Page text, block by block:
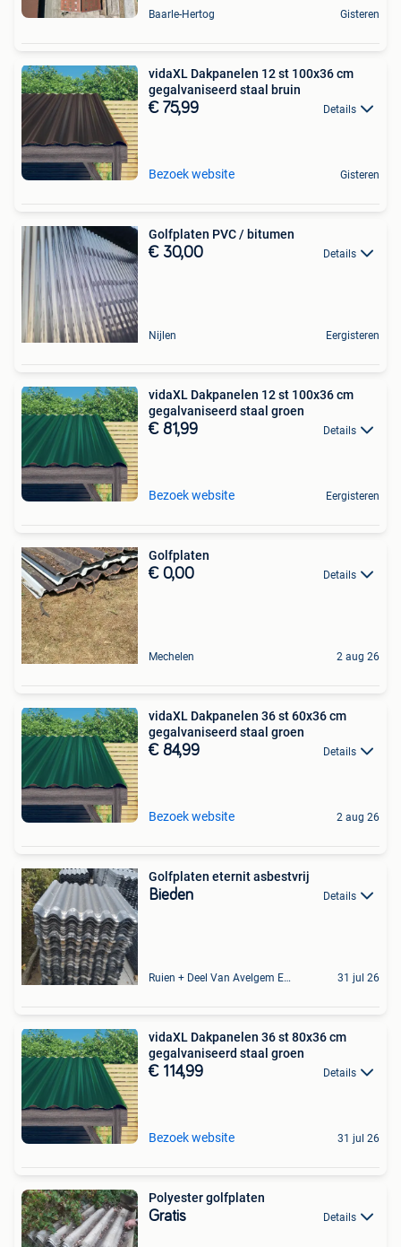
Baarle-Hertog Gisteren
vidaXL Dakpanelen 12 st 100x36 cm
gegalvaniseerd staal bruin
€ 75,99 Details
Bezoek website Gisteren
Golfplaten PVC / bitumen
€ 30,00 Details
Nijlen Eergisteren
vidaXL Dakpanelen 12 st 100x36 cm
gegalvaniseerd staal groen
€ 81,99 Details
Bezoek website Eergisteren
Golfplaten
€ 0,00 Details
Mechelen 2 aug 26
vidaXL Dakpanelen 36 st 60x36 cm
gegalvaniseerd staal groen
€ 84,99 Details
Bezoek website 2 aug 26
Golfplaten eternit asbestvrij
Bieden Details
Ruien + Deel Van Avelgem En Waarmaarde 31 jul 26
vidaXL Dakpanelen 36 st 80x36 cm
gegalvaniseerd staal groen
€ 114,99 Details
Bezoek website 31 jul 26
Polyester golfplaten
Gratis Details